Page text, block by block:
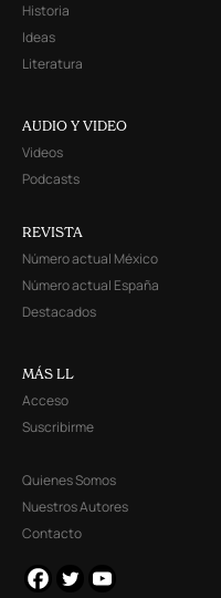
Historia
Ideas
Literatura
AUDIO Y VIDEO
Videos
Podcasts
REVISTA
Número actual México
Número actual España
Destacados
MÁS LL
Acceso
Suscribirme
Quienes Somos
Nuestros Autores
Contacto